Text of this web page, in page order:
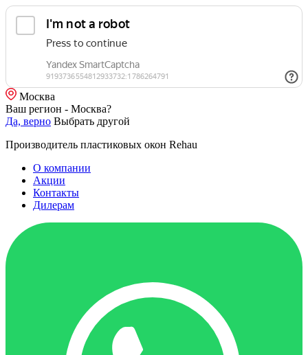
Москва
Ваш регион - Москва?
Да, верно Выбрать другой
Производитель пластиковых окон Rehau
О компании
Акции
Контакты
Дилерам